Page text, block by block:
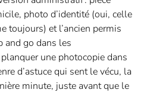
photo d’identité (oui, celle
toujours) et l’ancien permis
and go dans les
une photocopie dans
d’astuce qui sent le vécu, la
minute, juste avant que le